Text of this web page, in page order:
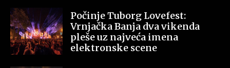
Počinje Tuborg Lovefest:
Vrnjačka Banja dva vikenda
pleše uz najveća imena
elektronske scene